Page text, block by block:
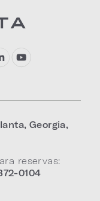
, Georgia,
reservas:
0104